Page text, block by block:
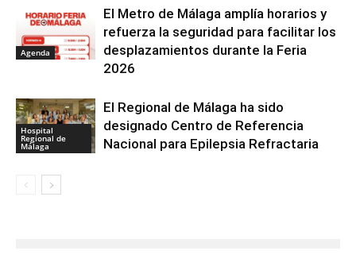
Agenda
El Metro de Málaga amplía horarios y
refuerza la seguridad para facilitar los
desplazamientos durante la Feria
2026
Hospital
Regional de
Málaga
El Regional de Málaga ha sido
designado Centro de Referencia
Nacional para Epilepsia Refractaria